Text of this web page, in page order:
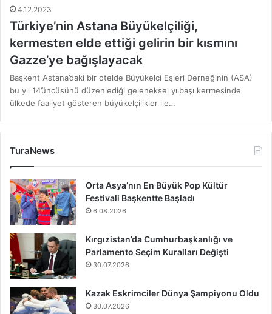
4.12.2023
Türkiye’nin Astana Büyükelçiliği,
kermesten elde ettiği gelirin bir kısmını
Gazze’ye bağışlayacak
Başkent Astana’daki bir otelde Büyükelçi Eşleri Derneğinin (ASA)
bu yıl 14’üncüsünü düzenlediği geleneksel yılbaşı kermesinde
ülkede faaliyet gösteren büyükelçilikler ile…
TuraNews
Orta Asya’nın En Büyük Pop Kültür
Festivali Başkentte Başladı
6.08.2026
Kırgızistan’da Cumhurbaşkanlığı ve
Parlamento Seçim Kuralları Değişti
30.07.2026
Kazak Eskrimciler Dünya Şampiyonu Oldu
30.07.2026